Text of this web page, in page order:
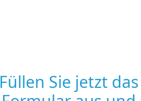
Füllen Sie jetzt das